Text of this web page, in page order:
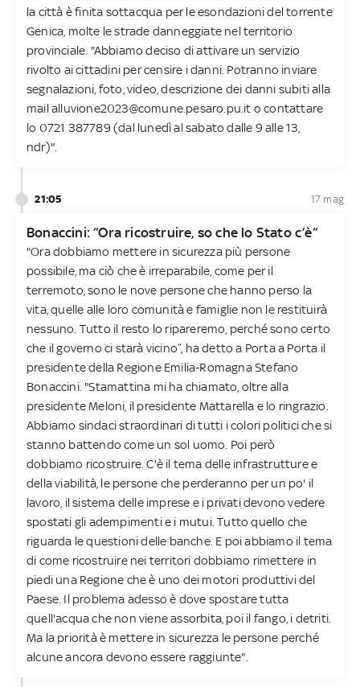
la città è finita sottacqua per le esondazioni del torrente
Genica, molte le strade danneggiate nel territorio
provinciale. "Abbiamo deciso di attivare un servizio
rivolto ai cittadini per censire i danni. Potranno inviare
segnalazioni, foto, video, descrizione dei danni subiti alla
mail alluvione2023@comune.pesaro.pu.it o contattare
lo 0721 387789 (dal lunedì al sabato dalle 9 alle 13,
ndr)".
21:05 17 mag
Bonaccini: “Ora ricostruire, so che lo Stato c’è”
"Ora dobbiamo mettere in sicurezza più persone
possibile, ma ciò che è irreparabile, come per il
terremoto, sono le nove persone che hanno perso la
vita, quelle alle loro comunità e famiglie non le restituirà
nessuno. Tutto il resto lo ripareremo, perché sono certo
che il governo ci starà vicino”, ha detto a Porta a Porta il
presidente della Regione Emilia-Romagna Stefano
Bonaccini. "Stamattina mi ha chiamato, oltre alla
presidente Meloni, il presidente Mattarella e lo ringrazio.
Abbiamo sindaci straordinari di tutti i colori politici che si
stanno battendo come un sol uomo. Poi però
dobbiamo ricostruire. C'è il tema delle infrastrutture e
della viabilità, le persone che perderanno per un po' il
lavoro, il sistema delle imprese e i privati devono vedere
spostati gli adempimenti e i mutui. Tutto quello che
riguarda le questioni delle banche. E poi abbiamo il tema
di come ricostruire nei territori dobbiamo rimettere in
piedi una Regione che è uno dei motori produttivi del
Paese. Il problema adesso è dove spostare tutta
quell'acqua che non viene assorbita, poi il fango, i detriti.
Ma la priorità è mettere in sicurezza le persone perché
alcune ancora devono essere raggiunte".